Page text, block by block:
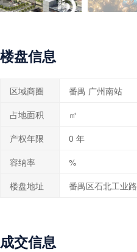
楼盘信息
区域商圈
番禺 广州南站
占地面积
㎡
产权年限
0 年
容纳率
%
楼盘地址
番禺区石北工业路
成交信息